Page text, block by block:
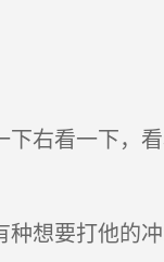
右看一下，
想要打他的冲